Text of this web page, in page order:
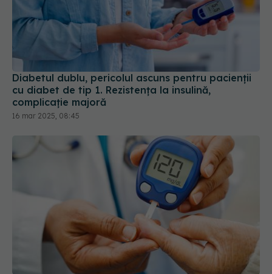
Diabetul dublu, pericolul ascuns pentru pacienții
cu diabet de tip 1. Rezistența la insulină,
complicație majoră
16 mar 2025, 08:45